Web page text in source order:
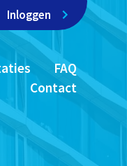
Inloggen
FAQ
Contact